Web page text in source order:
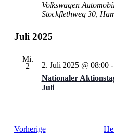
Volkswagen
Stockflethweg 30,
Juli 2025
Mi.
2
Nationaler
Juli
2. Juli 2025 @ 08:00-
VorherigeVeranstaltungen